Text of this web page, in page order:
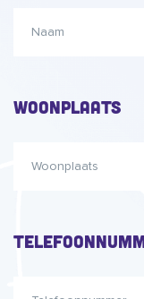
Woonplaats